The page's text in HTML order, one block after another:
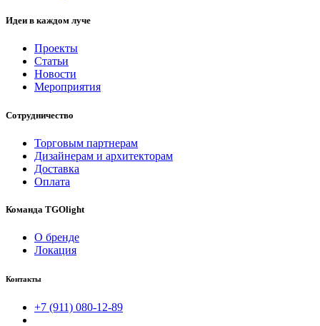
Идеи в каждом луче
Проекты
Статьи
Новости
Мероприятия
Сотрудничество
Торговым партнерам
Дизайнерам и архитекторам
Доставка
Оплата
Команда TGOlight
О бренде
Локация
Контакты
+7 (911) 080-12-89